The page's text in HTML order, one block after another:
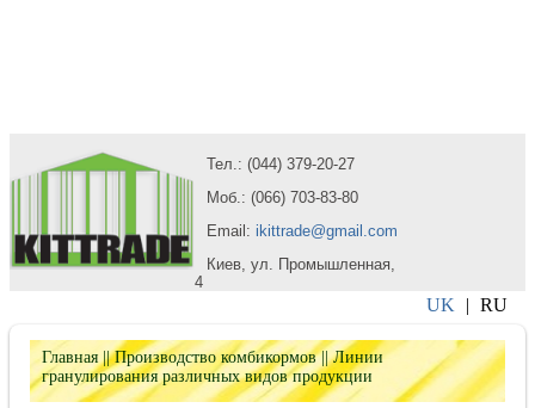
Тел.: (044) 379-20-27
Моб.: (066) 703-83-80
Email: ikittrade@gmail.com
Киев, ул. Промышленная,
4
UK | RU
Главная ||Производство комбикормов|| Линии
гранулирования различных видов продукции